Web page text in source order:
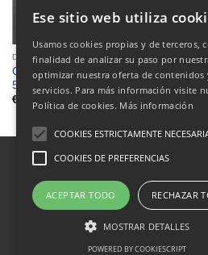
DECORATION
CUADRO PINTADO BANDY
503 140X140
€
195.00
Aviso legal-Política de Privacidad
Condiciones informativas sobre
HOME INDOOR OUTDOOR
Copyright 2018-2025
Ese sitio web utiliza
Usamos cookies propias y de terceros,
finalidad de analizar su paso por
optimizar nuestra oferta de contenidos
servicios. Para más información visite
Política de cookies. Más información
COOKIES ESTRICTAMENTE
COOKIES DE PREFERENCIAS
ACEPTAR TODO RECHAZAR
MOSTRAR DETALLES
POWERED BY COOKIESCRIPT